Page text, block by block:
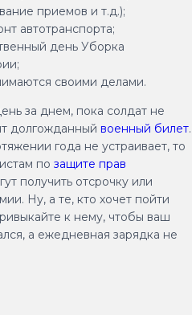
приемов и т.д.);
автотранспорта;
день Уборка
своими делами.
за днем, пока солдат не
долгожданный военный билет.
года не устраивает, то
по защите прав
получить отсрочку или
Ну, а те, кто хочет пойти
к нему, чтобы ваш
а ежедневная зарядка не